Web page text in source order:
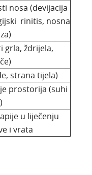
nosa (devijacija
rinitis, nosna
grla, ždrijela,
strana tijela)
prostorija (suhi
u liječenju
i vrata